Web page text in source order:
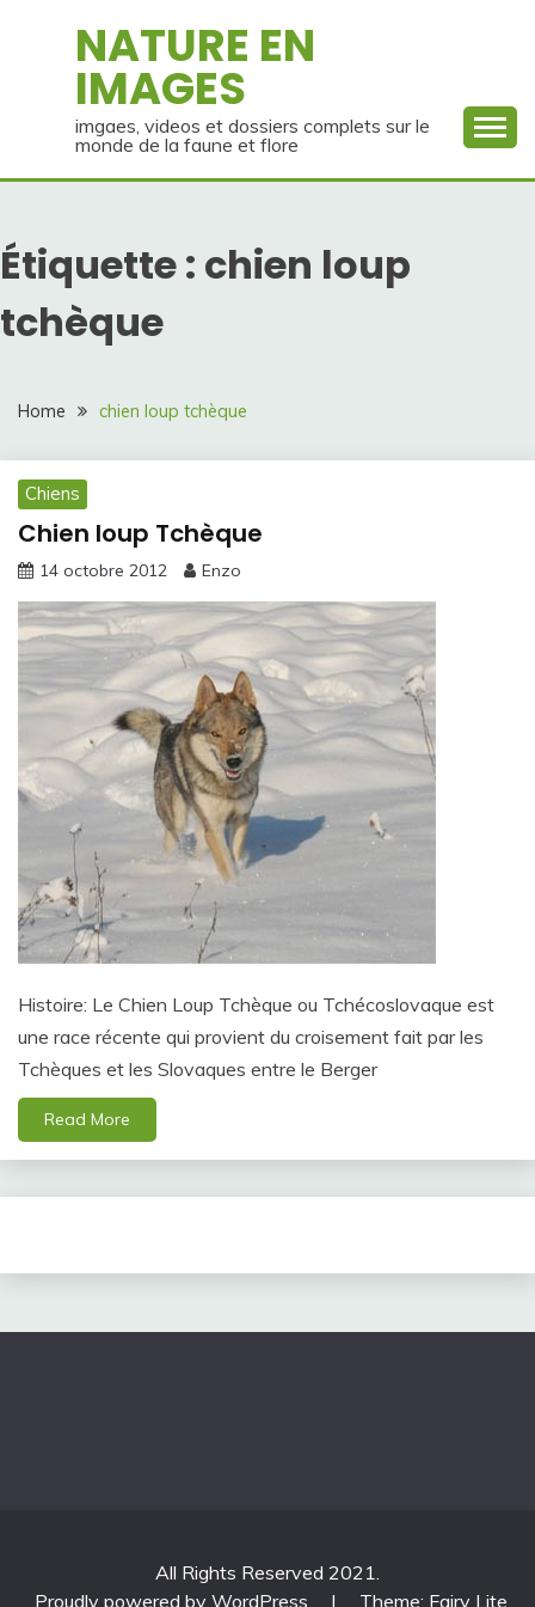
NATURE EN
IMAGES
imgaes, videos et dossiers complets sur le
monde de la faune et flore
Étiquette : chien loup
tchèque
Home chien loup tchèque
Chiens
Chien loup Tchèque
14 octobre 2012 Enzo
Histoire: Le Chien Loup Tchèque ou Tchécoslovaque est
une race récente qui provient du croisement fait par les
Tchèques et les Slovaques entre le Berger
Read More
All Rights Reserved 2021.
Proudly powered by WordPress
| Theme: Fairy Lite